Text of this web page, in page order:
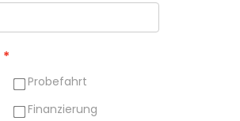
Probefahrt
Finanzierung